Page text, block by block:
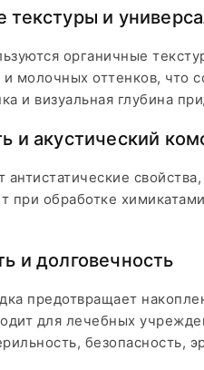
текстуры и
органичные
молочных оттенков, что
и визуальная глубина
и акустический
при обработке
и долговечность
предотвращает
для лечебных
безопасность,